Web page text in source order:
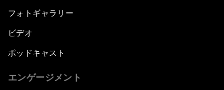
フォトギャラリー
ビデオ
ポッドキャスト
エンゲージメント